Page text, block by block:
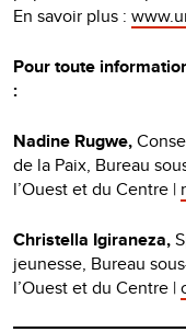
En savoir plus :
Pour toute
:
Nadine Rugwe,
de la Paix, Bureau
l’Ouest et du Centre |
Christella Igiraneza,
jeunesse, Bureau
l’Ouest et du Centre |